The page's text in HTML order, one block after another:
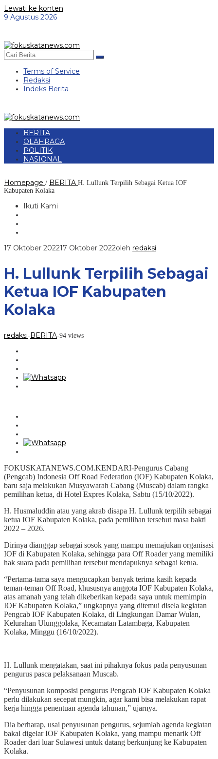
Lewati ke konten
9 Agustus 2026
Terms of Service
Redaksi
Indeks Berita
BERITA
OLAHRAGA
POLITIK
NASIONAL
Homepage / BERITA H. Lullunk Terpilih Sebagai Ketua IOF
Kabupaten Kolaka
Ikuti Kami
17 Oktober 202217 Oktober 2022oleh redaksi
H. Lullunk Terpilih Sebagai
Ketua IOF Kabupaten
Kolaka
redaksi-BERITA-94 views
FOKUSKATANEWS.COM.KENDARI-Pengurus Cabang
(Pengcab) Indonesia Off Road Federation (IOF) Kabupaten Kolaka,
baru saja melakukan Musyawarah Cabang (Muscab) dalam rangka
pemilihan ketua, di Hotel Expres Kolaka, Sabtu (15/10/2022).
H. Husmaluddin atau yang akrab disapa H. Lullunk terpilih sebagai
ketua IOF Kabupaten Kolaka, pada pemilihan tersebut masa bakti
2022 – 2026.
Dirinya dianggap sebagai sosok yang mampu memajukan organisasi
IOF di Kabupaten Kolaka, sehingga para Off Roader yang memiliki
hak suara pada pemilihan tersebut mendapuknya sebagai ketua.
“Pertama-tama saya mengucapkan banyak terima kasih kepada
teman-teman Off Road, khususnya anggota IOF Kabupaten Kolaka,
atas amanah yang telah dikeberikan kepada saya untuk memimpin
IOF Kabupaten Kolaka,” ungkapnya yang ditemui disela kegiatan
Pengcab IOF Kabupaten Kolaka, di Lingkungan Damar Wulan,
Kelurahan Ulunggolaka, Kecamatan Latambaga, Kabupaten
Kolaka, Minggu (16/10/2022).
H. Lullunk mengatakan, saat ini pihaknya fokus pada penyusunan
pengurus pasca pelaksanaan Muscab.
“Penyusunan komposisi pengurus Pengcab IOF Kabupaten Kolaka
perlu dilakukan secepat mungkin, agar kami bisa melakukan rapat
kerja hingga penentuan agenda tahunan,” ujarnya.
Dia berharap, usai penyusunan pengurus, sejumlah agenda kegiatan
bakal digelar IOF Kabupaten Kolaka, yang mampu menarik Off
Roader dari luar Sulawesi untuk datang berkunjung ke Kabupaten
Kolaka.